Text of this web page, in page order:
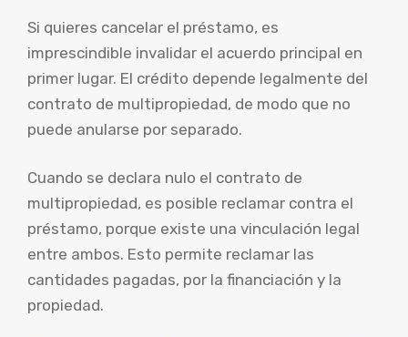
Si quieres cancelar el préstamo, es
imprescindible invalidar el acuerdo principal en
primer lugar. El crédito depende legalmente del
contrato de multipropiedad, de modo que no
puede anularse por separado.
Cuando se declara nulo el contrato de
multipropiedad, es posible reclamar contra el
préstamo, porque existe una vinculación legal
entre ambos. Esto permite reclamar las
cantidades pagadas, por la financiación y la
propiedad.